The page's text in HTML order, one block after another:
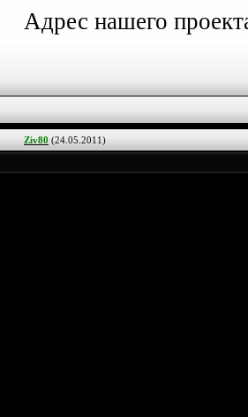
Адрес нашего
Ziv80 (24.05.2011)